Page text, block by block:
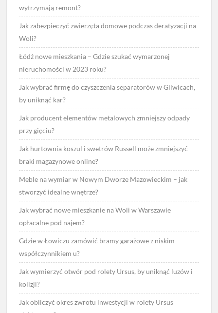
wytrzymają remont?
Jak zabezpieczyć zwierzęta domowe podczas deratyzacji na
Woli?
Łódź nowe mieszkania – Gdzie szukać wymarzonej
nieruchomości w 2023 roku?
Jak wybrać firmę do czyszczenia separatorów w Gliwicach,
by uniknąć kar?
Jak producent elementów metalowych zmniejszy odpady
przy gięciu?
Jak hurtownia koszul i swetrów Russell może zmniejszyć
braki magazynowe online?
Meble na wymiar w Nowym Dworze Mazowieckim – jak
stworzyć idealne wnętrze?
Jak wybrać nowe mieszkanie na Woli w Warszawie
opłacalne pod najem?
Gdzie w Łowiczu zamówić bramy garażowe z niskim
współczynnikiem u?
Jak wymierzyć otwór pod rolety Ursus, by uniknąć luzów i
kolizji?
Jak obliczyć okres zwrotu inwestycji w rolety Ursus